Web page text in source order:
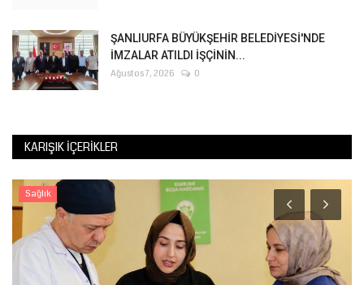
ŞANLIURFA BÜYÜKŞEHİR BELEDİYESİ'NDE
İMZALAR ATILDI İŞÇİNİN...
Ağustos 7, 2026 0
KARIŞIK İÇERIKLER
Sağlık